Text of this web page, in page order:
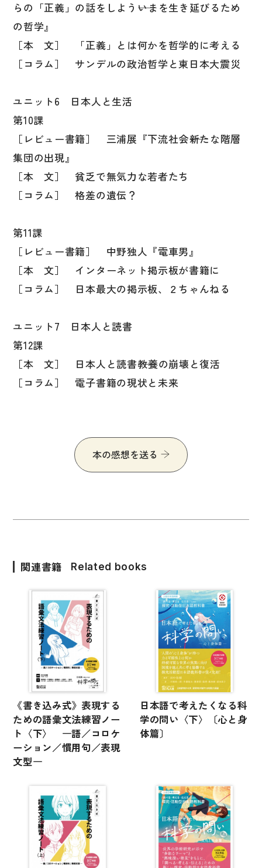
らの「正義」の話をしよう――いまを生き延びるため
の哲学』
［本 文］ 「正義」とは何かを哲学的に考える
［コラム］ サンデルの政治哲学と東日本大震災
ユニット6 日本人と生活
第10課
［レビュー書籍］ 三浦展『下流社会――新たな階層
集団の出現』
［本 文］ 貧乏で無気力な若者たち
［コラム］ 格差の遺伝？
第11課
［レビュー書籍］ 中野独人『電車男』
［本 文］ インターネット掲示板が書籍に
［コラム］ 日本最大の掲示板、２ちゃんねる
ユニット7 日本人と読書
第12課
［本 文］ 日本人と読書――教養の崩壊と復活
［コラム］ 電子書籍の現状と未来
本の感想を送る
関連書籍 Related books
《書き込み式》表現する
ための語彙文法練習ノー
ト〈下〉 ―語／コロケ
ーション／慣用句／表現
文型―
日本語で考えたくなる科
学の問い〈下〉〔心と身
体篇〕